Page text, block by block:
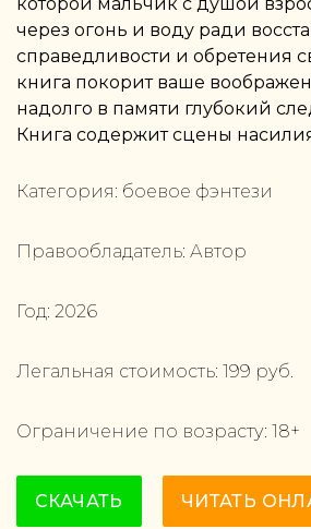
через огонь и воду ради
справедливости и обретения
книга покорит ваше
надолго в памяти глубокий
Книга содержит сцены
Категория: боевое фэнтези
Правообладатель: Автор
Год: 2026
Легальная стоимость: 199 руб.
Ограничение по возрасту: 18+
СКАЧАТЬ ЧИТАТЬ